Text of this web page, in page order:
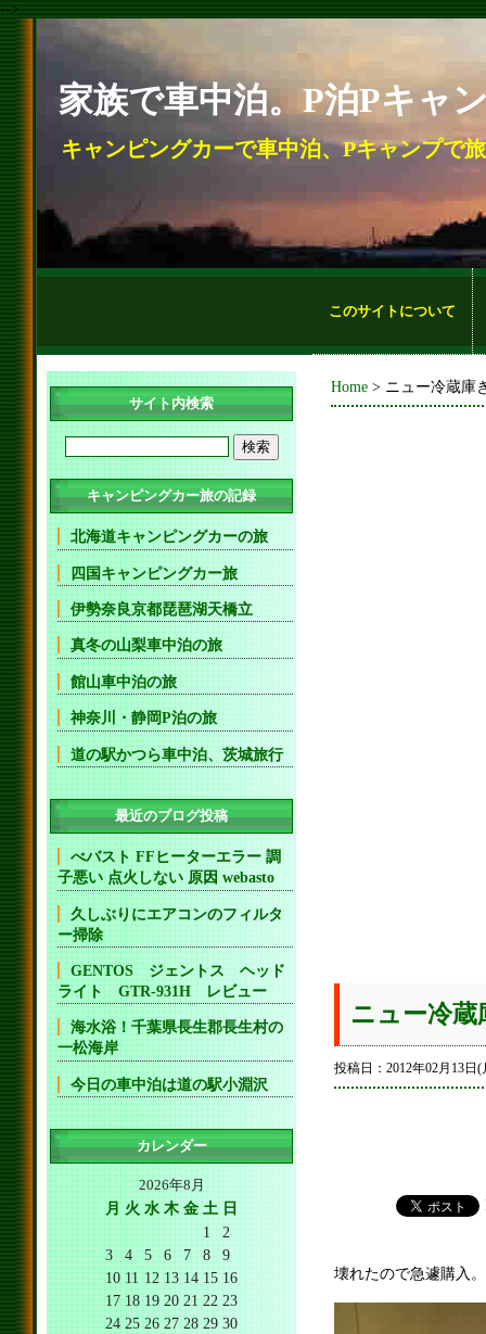
-->
家族で車中泊。P泊Pキャ
キャンピングカーで車中泊、Pキャンプで
このサイトについて
Home > ニュー冷蔵庫
ニュー冷
投稿日：2012年02月13
壊れたので急遽購入
サイト内検索
キャンピングカー旅の記録
北海道キャンピングカーの旅
四国キャンピングカー旅
伊勢奈良京都琵琶湖天橋立
真冬の山梨車中泊の旅
館山車中泊の旅
神奈川・静岡P泊の旅
道の駅かつら車中泊、茨城旅行
最近のブログ投稿
べバスト FFヒーターエラー 調
子悪い 点火しない 原因 webasto
久しぶりにエアコンのフィルタ
ー掃除
GENTOS ジェントス ヘッド
ライト GTR-931H レビュー
海水浴！千葉県長生郡長生村の
一松海岸
今日の車中泊は道の駅小淵沢
カレンダー
2026年8月
月 火 水 木 金 土 日
1
2
3
4 5 6 7 8
9
10 11 12 13 14 15 16
17 18 19 20 21 22 23
24 25 26 27 28 29 30